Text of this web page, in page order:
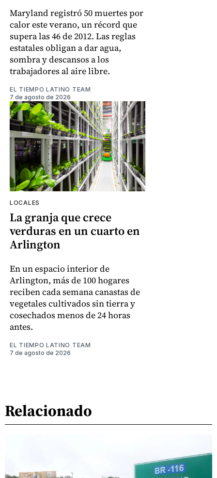
Maryland registró 50 muertes por
calor este verano, un récord que
supera las 46 de 2012. Las reglas
estatales obligan a dar agua,
sombra y descansos a los
trabajadores al aire libre.
EL TIEMPO LATINO TEAM
7 de agosto de 2026
LOCALES
La granja que crece
verduras en un cuarto en
Arlington
En un espacio interior de
Arlington, más de 100 hogares
reciben cada semana canastas de
vegetales cultivados sin tierra y
cosechados menos de 24 horas
antes.
EL TIEMPO LATINO TEAM
7 de agosto de 2026
Relacionado